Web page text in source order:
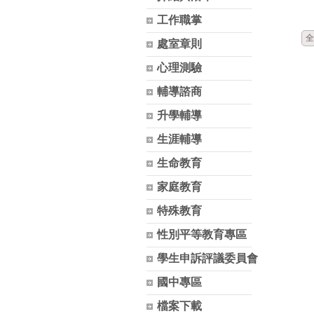
工作職掌
處室章則
心理測驗
輔導諮商
升學輔導
生涯輔導
生命教育
家庭教育
特殊教育
性別平等教育專區
學生申訴評議委員會
國中專區
檔案下載